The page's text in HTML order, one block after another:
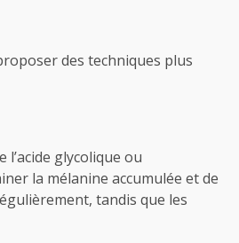
des techniques plus
glycolique ou
la mélanine accumulée et de
tandis que les